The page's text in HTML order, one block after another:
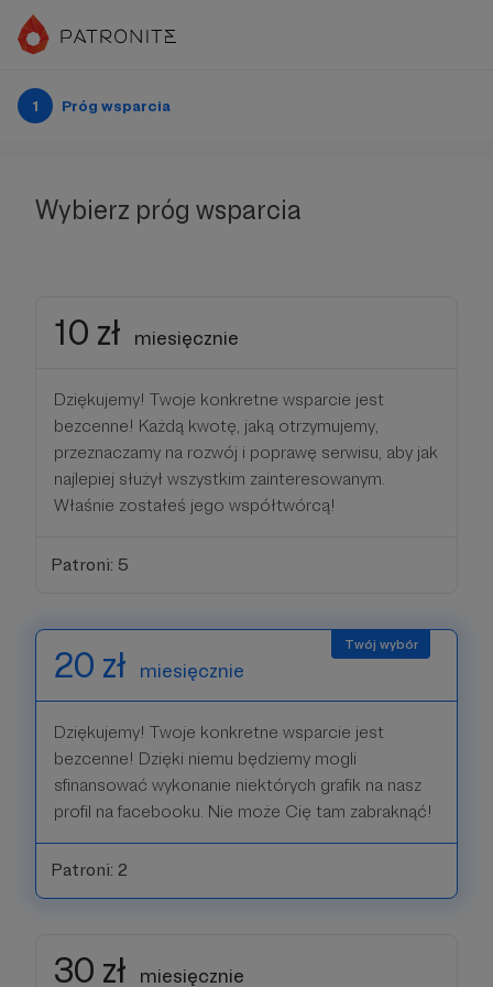
1 Próg wsparcia
Wybierz próg wsparcia
10 zł miesięcznie
Dziękujemy! Twoje konkretne wsparcie jest
bezcenne! Każdą kwotę, jaką otrzymujemy,
przeznaczamy na rozwój i poprawę serwisu, aby jak
najlepiej służył wszystkim zainteresowanym.
Właśnie zostałeś jego współtwórcą!
Patroni: 5
20 zł miesięcznie
Dziękujemy! Twoje konkretne wsparcie jest
bezcenne! Dzięki niemu będziemy mogli
sfinansować wykonanie niektórych grafik na nasz
profil na facebooku. Nie może Cię tam zabraknąć!
Patroni: 2
30 zł miesięcznie